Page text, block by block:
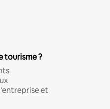
tourisme ?
et